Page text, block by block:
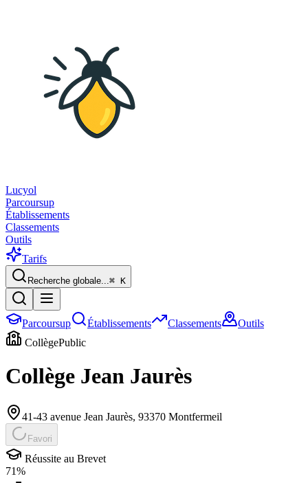
Lucyol
Parcoursup
Établissements
Classements
Outils
Tarifs
Recherche globale...⌘ K
Parcoursup Établissements Classements
Outils
CollègePublic
Collège Jean Jaurès
41-43 avenue Jean Jaurès, 93370 Montfermeil
Favori
Réussite au Brevet
71%